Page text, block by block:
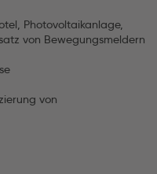
Photovoltaikanlage,
von Bewegungsmeldern
von